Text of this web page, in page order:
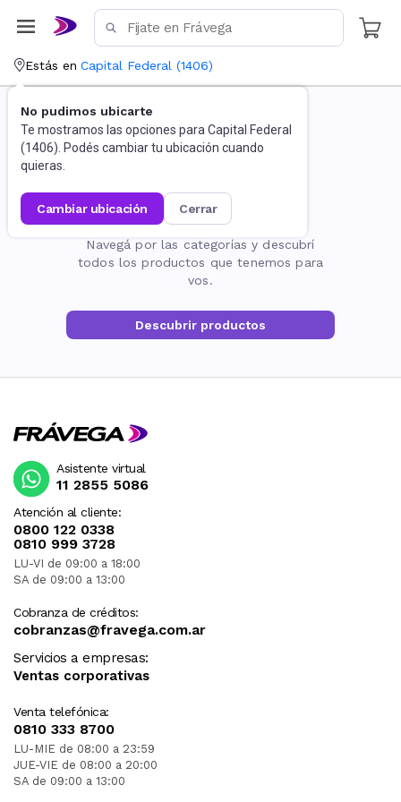
Estás en Capital Federal (1406)
No pudimos ubicarte
Te mostramos las opciones para Capital Federal
(1406). Podés cambiar tu ubicación cuando
quieras.
cambiar ubicación cerrar
La página no existe
Navegá por las categorías y descubrí
todos los productos que tenemos para
vos.
Descubrir productos
Atención al cliente:
0800 122 0338
0810 999 3728
LU-VI de 09:00 a 18:00
SA de 09:00 a 13:00
Cobranza de créditos:
cobranzas@fravega.com.ar
Servicios a empresas:
Ventas corporativas
Venta telefónica:
0810 333 8700
LU-MIE de 08:00 a 23:59
JUE-VIE de 08:00 a 20:00
SA de 09:00 a 13:00
Asistente virtual
11 2855 5086